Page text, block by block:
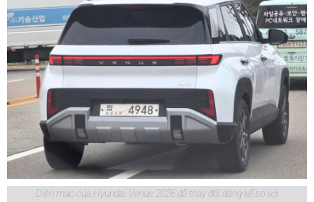
Diện mạo của Hyundai Venue 2026 đã thay đổi đáng kể so với